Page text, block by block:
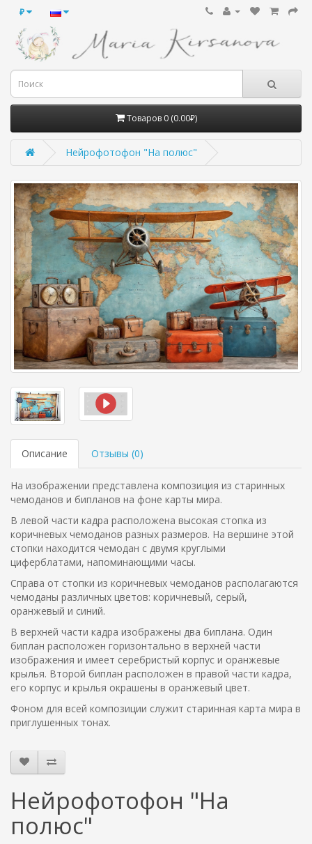
₽
Товаров 0 (0.00₽)
Нейрофотофон "На полюс"
Описание Отзывы (0)
На изображении представлена композиция из старинных
чемоданов и бипланов на фоне карты мира.
В левой части кадра расположена высокая стопка из
коричневых чемоданов разных размеров. На вершине этой
стопки находится чемодан с двумя круглыми
циферблатами, напоминающими часы.
Справа от стопки из коричневых чемоданов располагаются
чемоданы различных цветов: коричневый, серый,
оранжевый и синий.
В верхней части кадра изображены два биплана. Один
биплан расположен горизонтально в верхней части
изображения и имеет серебристый корпус и оранжевые
крылья. Второй биплан расположен в правой части кадра,
его корпус и крылья окрашены в оранжевый цвет.
Фоном для всей композиции служит старинная карта мира в
приглушенных тонах.
Нейрофотофон "На
полюс"